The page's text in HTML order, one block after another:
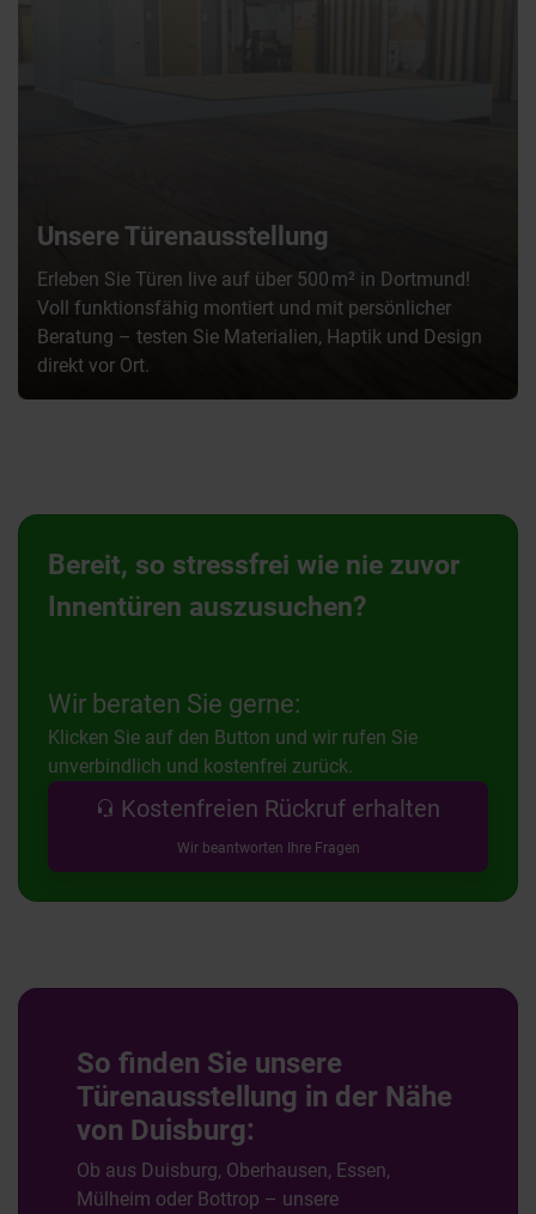
Unsere Türenausstellung
Erleben Sie Türen live auf über 500 m² in Dortmund!
Voll funktionsfähig montiert und mit persönlicher
Beratung – testen Sie Materialien, Haptik und Design
direkt vor Ort.
Bereit, so stressfrei wie nie zuvor
Innentüren auszusuchen?
Wir beraten Sie gerne:
Klicken Sie auf den Button und wir rufen Sie
unverbindlich und kostenfrei zurück.
Kostenfreien Rückruf erhalten
Wir beantworten Ihre Fragen
So finden Sie unsere
Türenausstellung in der Nähe
von Duisburg:
Ob aus Duisburg, Oberhausen, Essen,
Mülheim oder Bottrop – unsere